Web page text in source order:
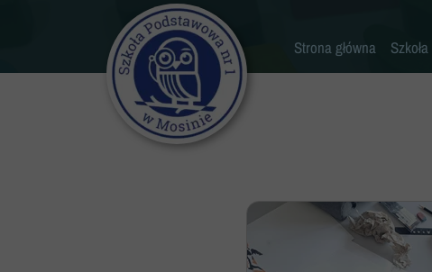
Strona główna Szkoła